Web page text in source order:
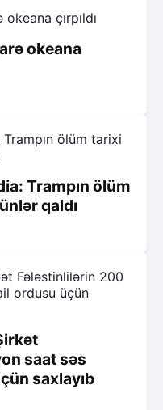
okeana
Trampın ölüm
qaldı
saat səs
saxlayıb